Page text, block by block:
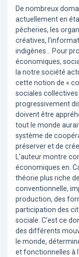
De nombreux
actuellement en
pêcheries, les
créatives,
indigènes… Pour
économiques,
la notre société
cette notion de «
sociales
progressivement
doivent être
tout le monde
système de
préserver et de
L’auteur montre
économiques en.
théorie plus riche
conventionnelle,
production, des
participation des
sociale. C’est ce
des différents
le monde,
et fonctionnelles à